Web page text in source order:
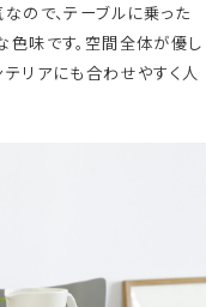
ので、テーブルに乗った
色味です。空間全体が優し
リアにも合わせやすく人